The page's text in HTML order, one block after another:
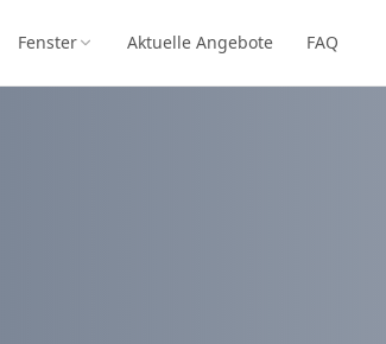
Fenster Aktuelle Angebote FAQ